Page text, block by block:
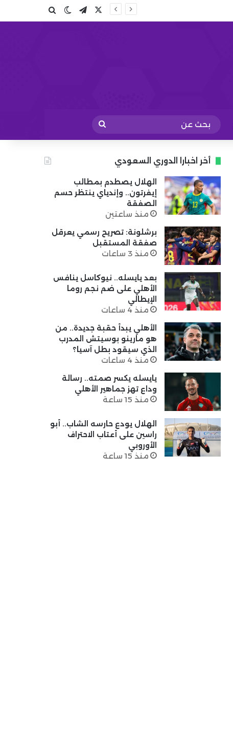
تيلقرامالوضع المظلم
بحث عن
بحث
عن
أخر اخبارا الدوري السعودي
الهلال يصطدم بمطالب
إيفرتون.. وإندياي ينتظر حسم
الصفقة
منذ ساعتين
برشلونة: تصريح رسمي يعرقل
صفقة المستقبل
منذ 3 ساعات
بعد يايسله.. نيوكاسل ينافس
الأهلي على ضم نجم روما
الإيطالي
منذ 4 ساعات
الأهلي يبدأ حقبة جديدة.. من
هو مارينو بوسيتش المدرب
الذي سيقود بطل آسيا؟
منذ 4 ساعات
يايسله يكسر صمته.. رسالة
وداع تهز جماهير الأهلي
منذ 15 ساعة
الهلال يودع حارسه الشاب.. أبو
راسين على أعتاب الاحتراف
الأوروبي
منذ 15 ساعة